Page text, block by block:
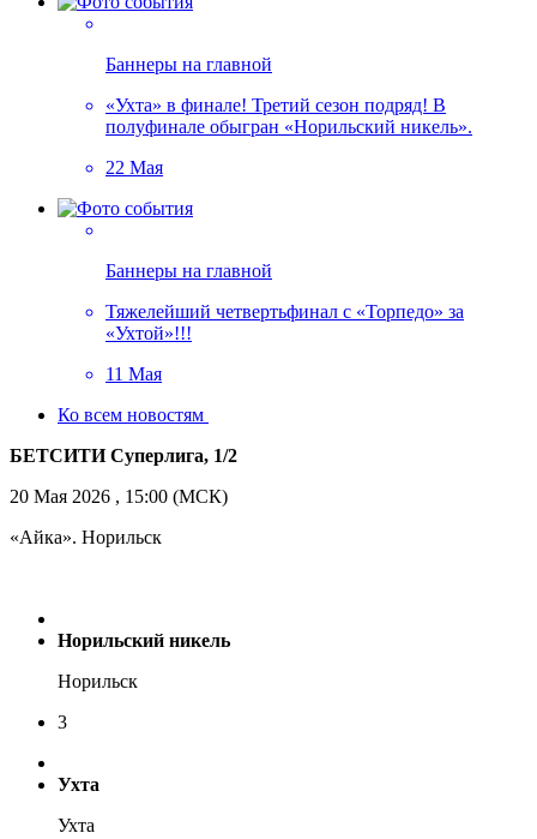
Баннеры на главной
«Ухта» в финале! Третий сезон подряд! В
полуфинале обыгран «Норильский никель».
22 Мая
Баннеры на главной
Тяжелейший четвертьфинал с «Торпедо» за
«Ухтой»!!!
11 Мая
Ко всем новостям
БЕТСИТИ Суперлига, 1/2
20 Мая 2026 , 15:00 (МСК)
«Айка». Норильск
Норильский никель
Норильск
3
Ухта
Ухта